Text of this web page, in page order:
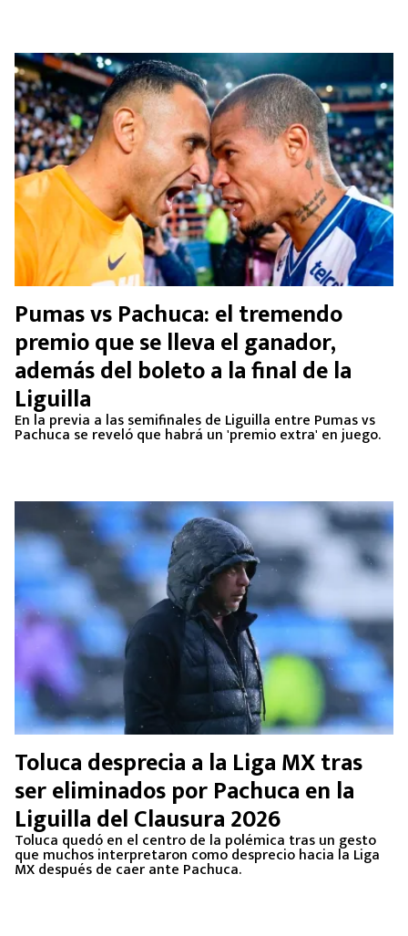
Pumas vs Pachuca: el tremendo
premio que se lleva el ganador,
además del boleto a la final de la
Liguilla
En la previa a las semifinales de Liguilla entre Pumas vs
Pachuca se reveló que habrá un 'premio extra' en juego.
Toluca desprecia a la Liga MX tras
ser eliminados por Pachuca en la
Liguilla del Clausura 2026
Toluca quedó en el centro de la polémica tras un gesto
que muchos interpretaron como desprecio hacia la Liga
MX después de caer ante Pachuca.